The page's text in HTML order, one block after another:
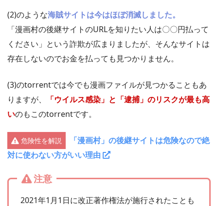
(2)のような海賊サイトは今はほぼ消滅しました。
「漫画村の後継サイトのURLを知りたい人は〇〇円払って
ください」という詐欺が広まりましたが、そんなサイトは
存在しないのでお金を払っても見つかりません。
(3)のtorrentでは今でも漫画ファイルが見つかることもあ
りますが、
「ウイルス感染」と「逮捕」のリスクが最も高
いのもこのtorrentです。
危険性を解説
「漫画村」の後継サイトは危険なので絶
対に使わない方がいい理由
注意
2021年1月1日に改正著作権法が施行されたことも